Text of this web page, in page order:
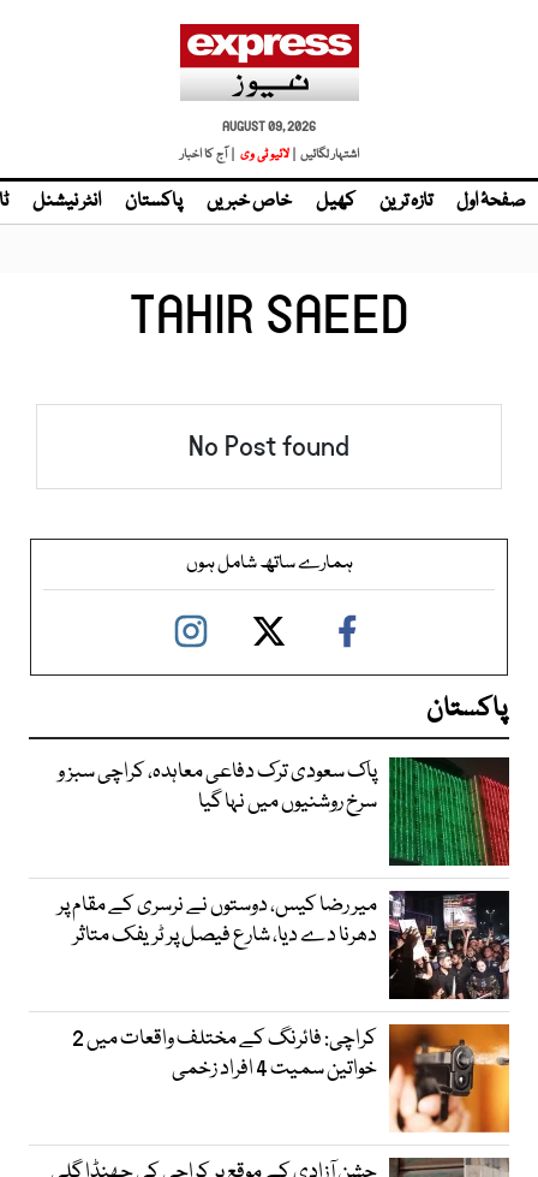
AUGUST 09, 2026
اشتہار لگائیں | لائیو ٹی وی | آج کا اخبار
صفحۂ اول تازہ ترین کھیل خاص خبریں پاکستان انٹر نیشنل
TAHIR SAEED
No Post found
ہمارے ساتھ شامل ہوں
پاکستان
پاک سعودی ترک دفاعی معاہدہ، کراچی سبز و
سرخ روشنیوں میں نہا گیا
میر رضا کیس، دوستوں نے نرسری کے مقام پر
دھرنا دے دیا، شارع فیصل پر ٹریفک متاثر
کراچی: فائرنگ کے مختلف واقعات میں 2
خواتین سمیت 4 افراد زخمی